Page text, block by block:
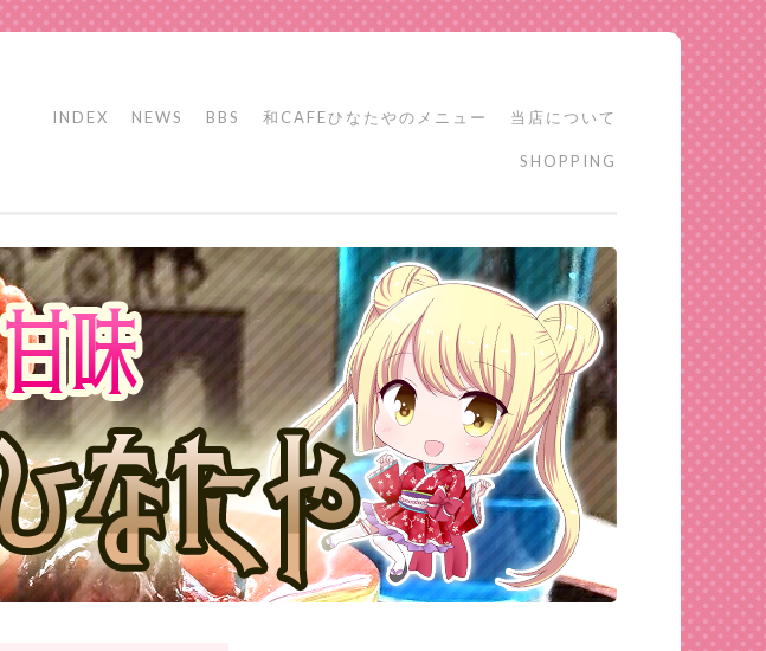
INDEX NEWS BBS 和CAFEひなたやのメニュー 当店について
SHOPPING